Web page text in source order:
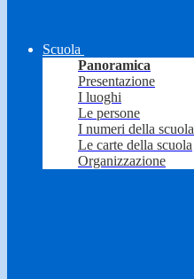
Scuola
Panoramica
Presentazione
I luoghi
Le persone
I numeri della scuola
Le carte della scuola
Organizzazione